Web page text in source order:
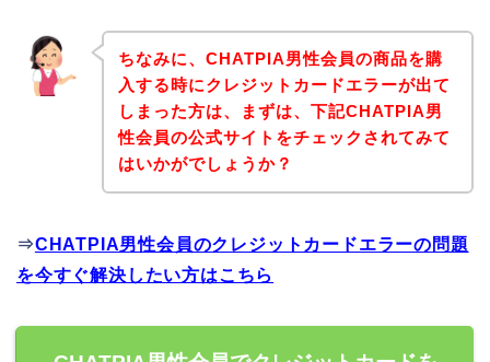
ちなみに、CHATPIA男性会員の商品を購
入する時にクレジットカードエラーが出て
しまった方は、まずは、下記CHATPIA男
性会員の公式サイトをチェックされてみて
はいかがでしょうか？
⇒CHATPIA男性会員のクレジットカードエラーの問題
を今すぐ解決したい方はこちら